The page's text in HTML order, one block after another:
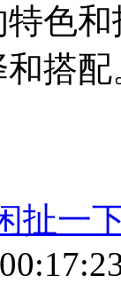
色
搭配
扯一